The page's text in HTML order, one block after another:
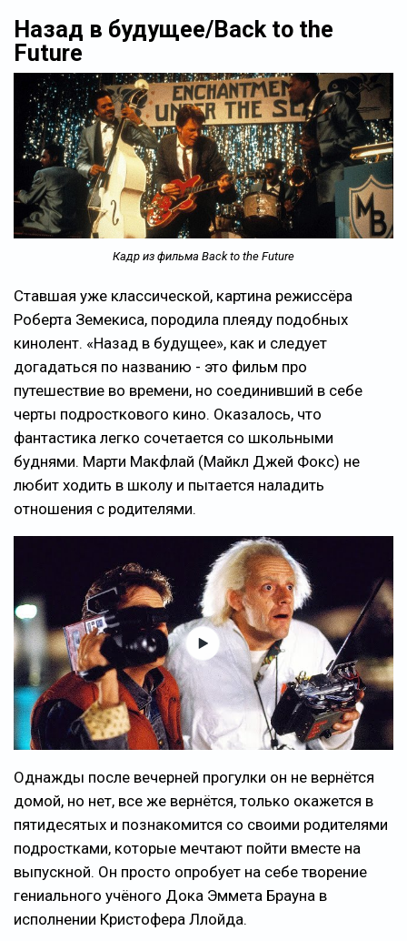
Назад в будущее/Back to the
Future
Кадр из фильма Back to the Future
Ставшая уже классической, картина режиссёра
Роберта Земекиса, породила плеяду подобных
кинолент. «Назад в будущее», как и следует
догадаться по названию - это фильм про
путешествие во времени, но соединивший в себе
черты подросткового кино. Оказалось, что
фантастика легко сочетается со школьными
буднями. Марти Макфлай (Майкл Джей Фокс) не
любит ходить в школу и пытается наладить
отношения с родителями.
Однажды после вечерней прогулки он не вернётся
домой, но нет, все же вернётся, только окажется в
пятидесятых и познакомится со своими родителями
подростками, которые мечтают пойти вместе на
выпускной. Он просто опробует на себе творение
гениального учёного Дока Эммета Брауна в
исполнении Кристофера Ллойда.